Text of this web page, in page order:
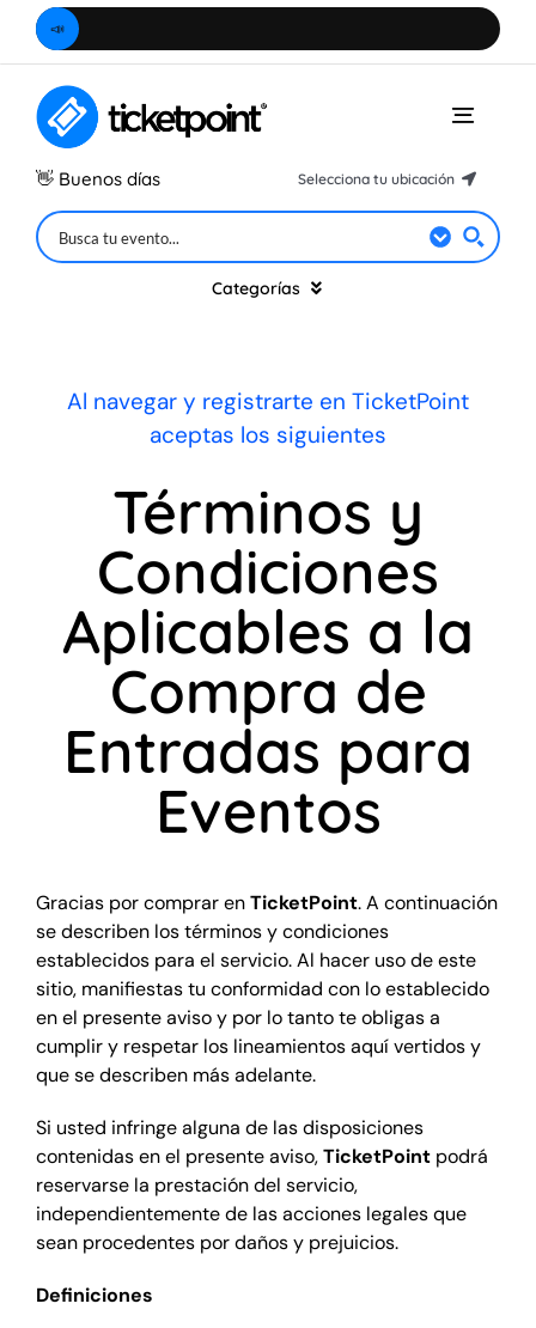
Saltar
contenido
📣
Toggle
👋 Buenos días
Categorías
Teatro
Especiales
Familiares
Deportes
Selecciona tu ubicación
Michoacán
Eventos en todo México
🇲🇽
Al navegar y registrarte en TicketPoint
aceptas los siguientes
Términos y
Condiciones
Aplicables a la
Compra de
Entradas para
Eventos
Gracias por comprar enTicketPoint. A continuación
se describen los términos y condiciones
establecidos para el servicio. Al hacer uso de este
sitio, manifiestas tu conformidad con lo establecido
en el presente aviso y por lo tanto te obligas a
cumplir y respetar los lineamientos aquí vertidos y
que se describen más adelante.
Si usted infringe alguna de las disposiciones
contenidas en el presente aviso,TicketPointpodrá
reservarse la prestación del servicio,
independientemente de las acciones legales que
sean procedentes por daños y prejuicios.
Definiciones